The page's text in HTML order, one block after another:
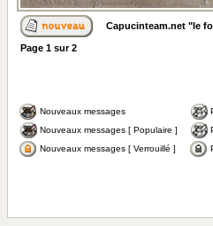
Capucinteam.net "le
Page 1 sur2
Nouveaux messages
Nouveaux messages [ Populaire ]
Nouveaux messages [ Verrouillé ]